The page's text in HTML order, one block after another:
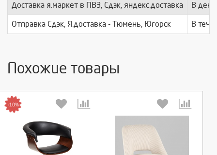
Доставка я.маркет в ПВЗ, Сдэк, яндекс.доставка В день
Отправка Сдэк, Я.доставка - Тюмень, Югорск В
Похожие товары
-10%